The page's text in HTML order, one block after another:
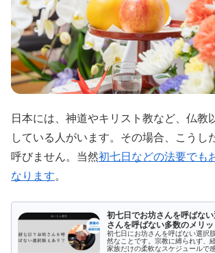
日本には、神道やキリスト教など、仏教
している人がいます。その場合、こうし
呼びません。当然初七日などの法要でも
なります。
初七日でお坊さんを呼ばな
さんを呼ばない多数のメリッ
初七日にお坊さんを呼ばない選択
然なことです。宗教に縛られず、
家族だけの柔軟なスケジュールで